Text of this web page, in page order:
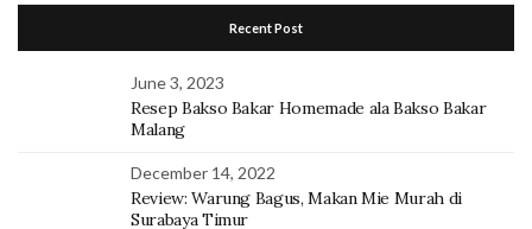
Recent Post
June 3, 2023
Resep Bakso Bakar Homemade ala Bakso Bakar
Malang
December 14, 2022
Review: Warung Bagus, Makan Mie Murah di
Surabaya Timur